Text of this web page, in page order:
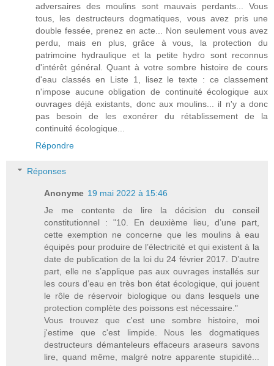
adversaires des moulins sont mauvais perdants... Vous
tous, les destructeurs dogmatiques, vous avez pris une
double fessée, prenez en acte... Non seulement vous avez
perdu, mais en plus, grâce à vous, la protection du
patrimoine hydraulique et la petite hydro sont reconnus
d'intérêt général. Quant à votre sombre histoire de cours
d'eau classés en Liste 1, lisez le texte : ce classement
n'impose aucune obligation de continuité écologique aux
ouvrages déjà existants, donc aux moulins... il n'y a donc
pas besoin de les exonérer du rétablissement de la
continuité écologique...
Répondre
Réponses
Anonyme 19 mai 2022 à 15:46
Je me contente de lire la décision du conseil
constitutionnel : "10. En deuxième lieu, d’une part,
cette exemption ne concerne que les moulins à eau
équipés pour produire de l’électricité et qui existent à la
date de publication de la loi du 24 février 2017. D’autre
part, elle ne s’applique pas aux ouvrages installés sur
les cours d’eau en très bon état écologique, qui jouent
le rôle de réservoir biologique ou dans lesquels une
protection complète des poissons est nécessaire."
Vous trouvez que c'est une sombre histoire, moi
j'estime que c'est limpide. Nous les dogmatiques
destructeurs démanteleurs effaceurs araseurs savons
lire, quand même, malgré notre apparente stupidité...